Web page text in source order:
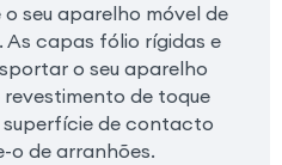
seu aparelho móvel de
As capas fólio rígidas e
o seu aparelho
de toque
de contacto
o de arranhões.